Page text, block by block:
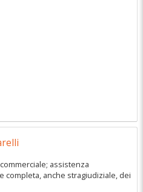
assistenza
completa, anche stragiudiziale, dei